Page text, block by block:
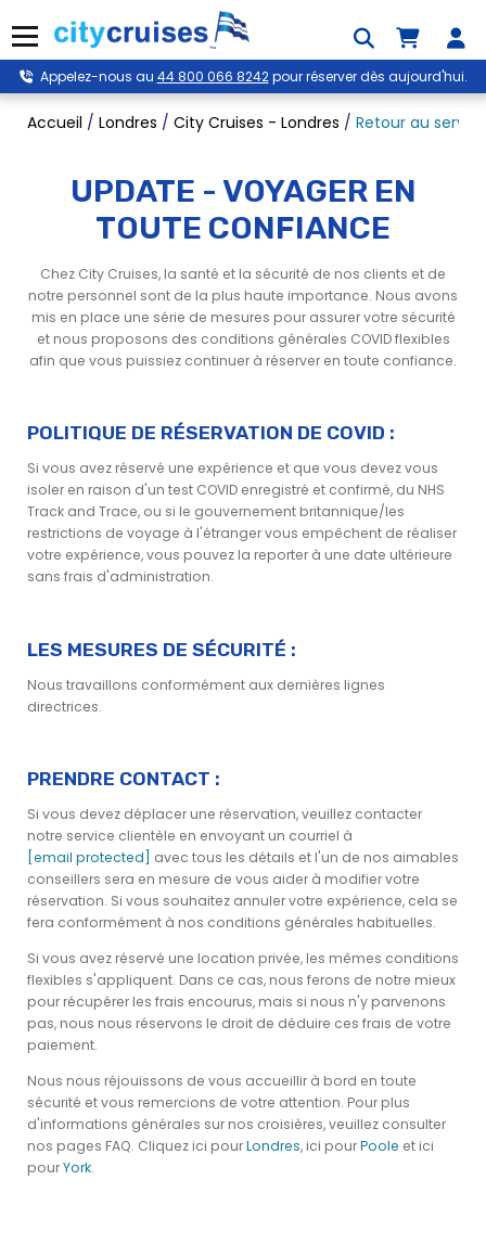
to
content
Menu
Appelez-nous au 44 800 066 8242pour réserver dès aujourd'hui.
Accueil / Londres / City Cruises - Londres / Retour au
UPDATE - VOYAGER EN
TOUTE CONFIANCE
Chez City Cruises, la santé et la sécurité de nos clients et de
notre personnel sont de la plus haute importance. Nous avons
mis en place une série de mesures pour assurer votre sécurité
et nous proposons des conditions générales COVID flexibles
afin que vous puissiez continuer à réserver en toute confiance.
POLITIQUE DE RÉSERVATION DE COVID :
Si vous avez réservé une expérience et que vous devez vous
isoler en raison d'un test COVID enregistré et confirmé, du NHS
Track and Trace, ou si le gouvernement britannique/les
restrictions de voyage à l'étranger vous empêchent de réaliser
votre expérience, vous pouvez la reporter à une date ultérieure
sans frais d'administration.
LES MESURES DE SÉCURITÉ :
Nous travaillons conformément aux dernières lignes
directrices.
PRENDRE CONTACT :
Si vous devez déplacer une réservation, veuillez contacter
notre service clientèle en envoyant un courriel à
[email protected]
avec tous les détails et l'un de nos aimables
conseillers sera en mesure de vous aider à modifier votre
réservation. Si vous souhaitez annuler votre expérience, cela se
fera conformément à nos conditions générales habituelles.
Si vous avez réservé une location privée, les mêmes conditions
flexibles s'appliquent. Dans ce cas, nous ferons de notre mieux
pour récupérer les frais encourus, mais si nous n'y parvenons
pas, nous nous réservons le droit de déduire ces frais de votre
paiement.
Nous nous réjouissons de vous accueillir à bord en toute
sécurité et vous remercions de votre attention. Pour plus
d'informations générales sur nos croisières, veuillez consulter
nos pages FAQ. Cliquez ici pourLondres, ici pourPoole et ici
pourYork.